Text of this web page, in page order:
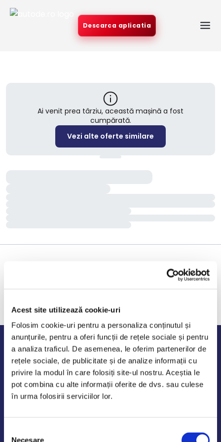
Acest site utilizează cookie-uri
Folosim cookie-uri pentru a personaliza conținutul și
anunțurile, pentru a oferi funcții de rețele sociale și pentru
a analiza traficul. De asemenea, le oferim partenerilor de
rețele sociale, de publicitate și de analize informații cu
privire la modul în care folosiți site-ul nostru. Aceștia le
pot combina cu alte informații oferite de dvs. sau culese
în urma folosirii serviciilor lor.
Necesare
Descarca aplicatia
Ai venit prea târziu, această mașină a fost
cumpărată.
Vezi alte oferte similare
Program de lucru
Luni - Vineri: 09:00-18:00
Sambata - Duminica: 10:00-14:00